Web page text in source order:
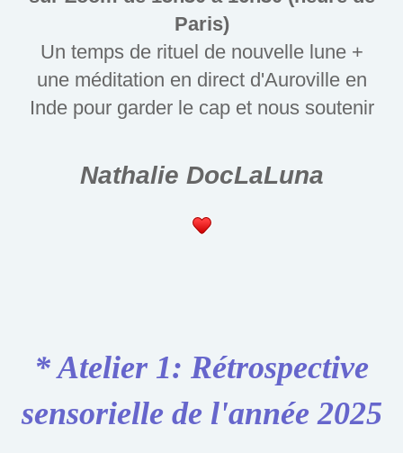
Paris)
Un temps de rituel de nouvelle lune +
une méditation en direct d'Auroville en
Inde pour garder le cap et nous soutenir
Nathalie DocLaLuna
* Atelier 1: Rétrospective
sensorielle de l'année 2025